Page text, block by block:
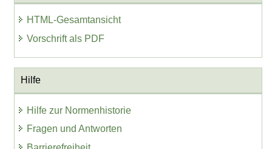
HTML-Gesamtansicht
Vorschrift als PDF
Hilfe
Hilfe zur Normenhistorie
Fragen und Antworten